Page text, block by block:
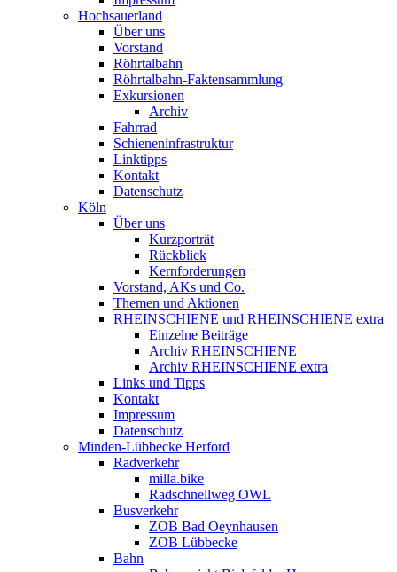
Hochsauerland
Über uns
Vorstand
Röhrtalbahn
Röhrtalbahn-Faktensammlung
Exkursionen
Archiv
Fahrrad
Schieneninfrastruktur
Linktipps
Kontakt
Datenschutz
Köln
Über uns
Kurzporträt
Rückblick
Kernforderungen
Vorstand, AKs und Co.
Themen und Aktionen
RHEINSCHIENE und RHEINSCHIENE extra
Einzelne Beiträge
Archiv RHEINSCHIENE
Archiv RHEINSCHIENE extra
Links und Tipps
Kontakt
Impressum
Datenschutz
Minden-Lübbecke Herford
Radverkehr
milla.bike
Radschnellweg OWL
Busverkehr
ZOB Bad Oeynhausen
ZOB Lübbecke
Bahn